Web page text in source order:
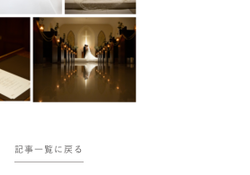
記事一覧に戻る